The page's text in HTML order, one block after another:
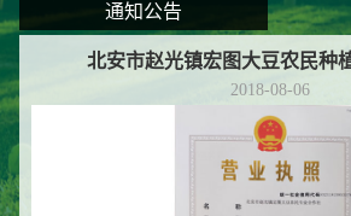
通知公告
北安市赵光镇宏图大豆农民种
2018-08-06